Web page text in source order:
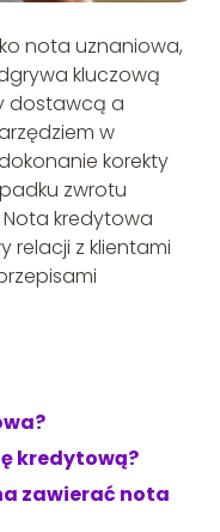
nota uznaniowa,
kluczową
dostawcą a
w
korekty
zwrotu
kredytowa
relacji z klientami
kredytową?
zawierać nota